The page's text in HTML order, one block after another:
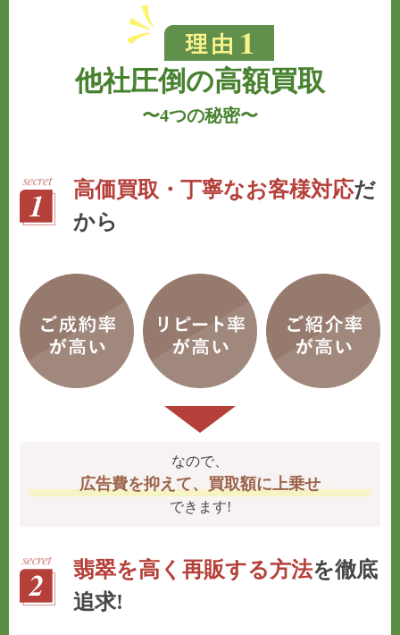
他社圧倒の高額買取
〜4つの秘密〜
高価買取・丁寧なお客様対応だ
から
なので、
広告費を抑えて、買取額に上乗せ
できます!
翡翠を高く再販する方法を徹底
追求!